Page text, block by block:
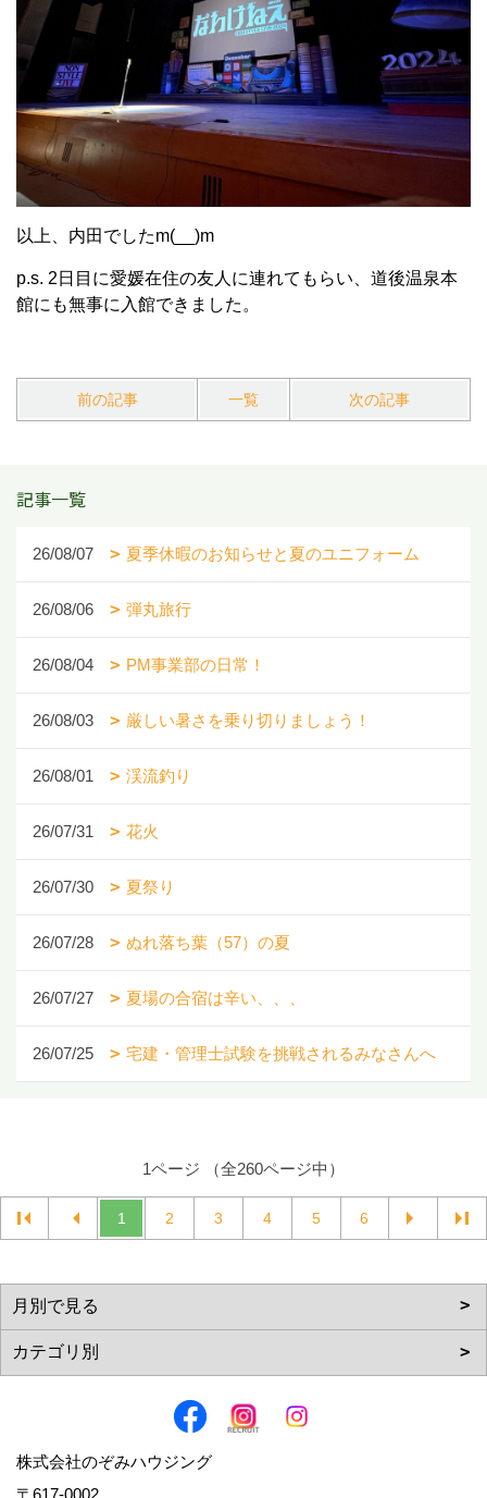
以上、内田でしたm(__)m
p.s. 2日目に愛媛在住の友人に連れてもらい、道後温泉本
館にも無事に入館できました。
前の記事 一覧 次の記事
記事一覧
26/08/07 夏季休暇のお知らせと夏のユニフォーム
26/08/06 弾丸旅行
26/08/04 PM事業部の日常！
26/08/03 厳しい暑さを乗り切りましょう！
26/08/01 渓流釣り
26/07/31 花火
26/07/30 夏祭り
26/07/28 ぬれ落ち葉（57）の夏
26/07/27 夏場の合宿は辛い、、、
26/07/25 宅建・管理士試験を挑戦されるみなさんへ
1ページ （全260ページ中）
1 2 3 4 5 6
株式会社のぞみハウジング
〒617-0002